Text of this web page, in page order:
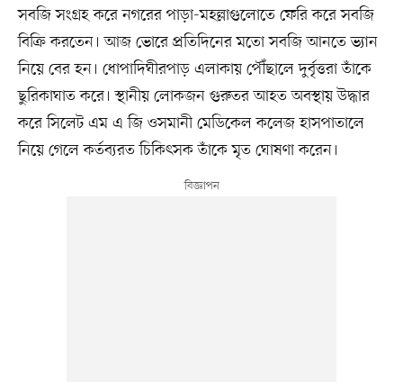
সবজি সংগ্রহ করে নগরের পাড়া-মহল্লাগুলোতে ফেরি করে সবজি
বিক্রি করতেন। আজ ভোরে প্রতিদিনের মতো সবজি আনতে ভ্যান
নিয়ে বের হন। ধোপাদিঘীরপাড় এলাকায় পৌঁছালে দুর্বৃত্তরা তাঁকে
ছুরিকাঘাত করে। স্থানীয় লোকজন গুরুতর আহত অবস্থায় উদ্ধার
করে সিলেট এম এ জি ওসমানী মেডিকেল কলেজ হাসপাতালে
নিয়ে গেলে কর্তব্যরত চিকিৎসক তাঁকে মৃত ঘোষণা করেন।